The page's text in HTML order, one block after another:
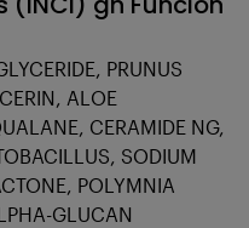
PRUNUS
ALOE
CERAMIDE NG,
SODIUM
POLYMNIA
GLUCAN